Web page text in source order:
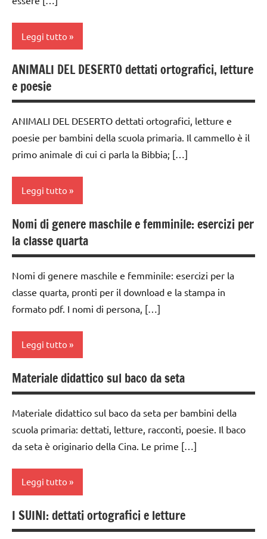
racconti
ARGOMENTI
PER ETA'
ARTICOLI
Leggi tutto
classi
1a-5a
6
anni
dettati
/
animali
ortografici
LINGUAGGIO
poesie
animali
SCIENZE
scienze:
animali
TUTTI GLI
ARGOMENTI
PER ETA'
TUTTI GLI
ARTICOLI
ANIMALI DEL DESERTO dettati ortografici, letture
e poesie
ANIMALI DEL DESERTO dettati ortografici, letture e
poesie per bambini della scuola primaria. Il cammello è il
primo animale di cui ci parla la Bibbia; […]
Leggi tutto
dai
6
anni
dettati
/
animali
dettati
ortografici
animali
scienze:
animali
TUTTI GLI
ARGOMENTI
Nomi di genere maschile e femminile: esercizi per
la classe quarta
Nomi di genere maschile e femminile: esercizi per la
classe quarta, pronti per il download e la stampa in
formato pdf. I nomi di persona, […]
Leggi tutto
classe
4a
dai
6
anni
DOWNLOAD
italiano
Materiale didattico sul baco da seta
Materiale didattico sul baco da seta per bambini della
scuola primaria: dettati, letture, racconti, poesie. Il baco
da seta è originario della Cina. Le prime […]
Leggi tutto
dai
6
I SUINI: dettati ortografici e letture